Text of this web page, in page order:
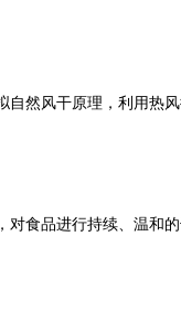
然风干原理，利用热
食品进行持续、温和